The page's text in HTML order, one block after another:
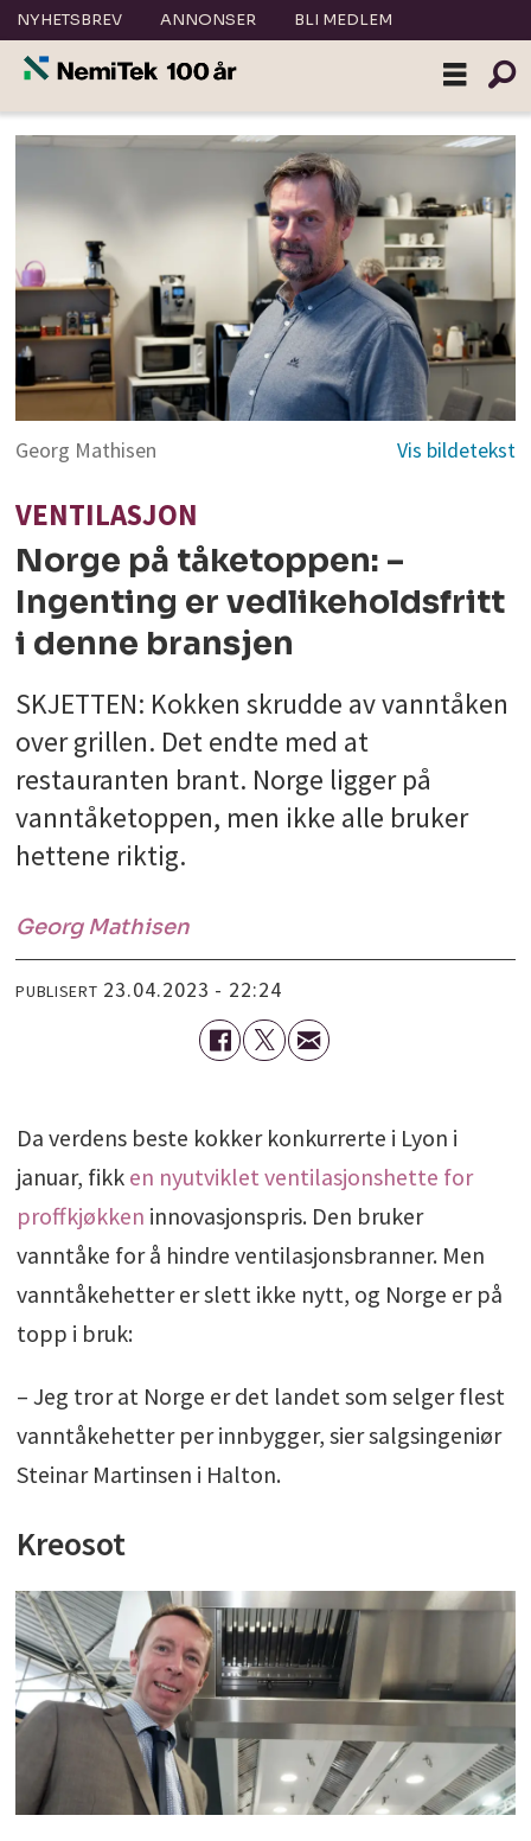
NYHETSBREV ANNONSER BLI MEDLEM
Georg Mathisen
VENTILASJON
Norge på tåketoppen: –
Ingenting er vedlikeholdsfritt
i denne bransjen
SKJETTEN: Kokken skrudde av vanntåken
over grillen. Det endte med at
restauranten brant. Norge ligger på
vanntåketoppen, men ikke alle bruker
hettene riktig.
Georg Mathisen
PUBLISERT 23.04.2023 - 22:24
Da verdens beste kokker konkurrerte i Lyon i
januar, fikk en nyutviklet ventilasjonshette for
proffkjøkken innovasjonspris. Den bruker
vanntåke for å hindre ventilasjonsbranner. Men
vanntåkehetter er slett ikke nytt, og Norge er på
topp i bruk:
– Jeg tror at Norge er det landet som selger flest
vanntåkehetter per innbygger, sier salgsingeniør
Steinar Martinsen i Halton.
Kreosot